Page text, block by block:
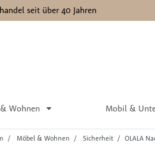
seit über 40 Jahren
Wohnen Mobil &
Möbel & Wohnen Sicherheit
OLALA